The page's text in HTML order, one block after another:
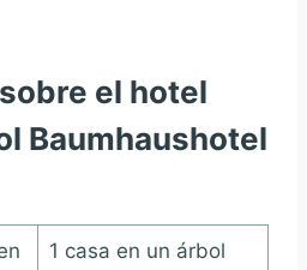
el hotel
Baumhaushotel
1 casa en un árbol